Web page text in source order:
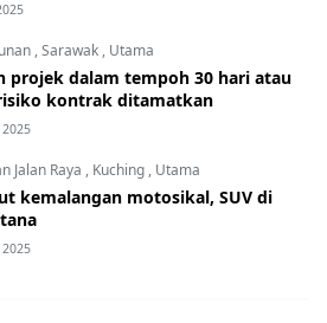
,Sarawak , Utama
projek dalam tempoh 30 hari atau
kontrak ditamatkan
Jalan Raya , Kuching , Utama
kemalangan motosikal, SUV di